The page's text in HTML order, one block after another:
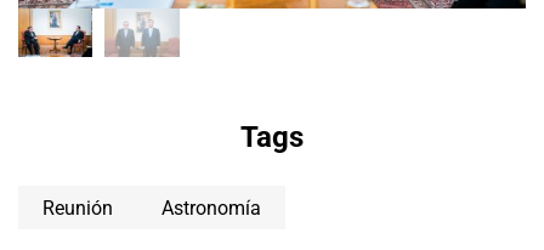
Tags
Reunión Astronomía